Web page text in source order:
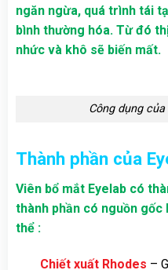
ngăn ngừa, quá trình tái
bình thường hóa. Từ đó
nhức và khô sẽ biến mất.
Công dụng
Thành phần của
Viên bổ mắt Eyelab có
thành phần có nguồn
thể :
Chiết xuất Rhodes –